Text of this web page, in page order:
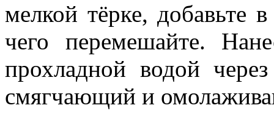
мелкой тёрке, добавьте
чего перемешайте.
прохладной водой
смягчающий и